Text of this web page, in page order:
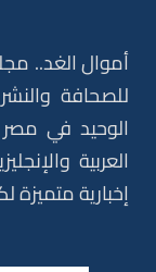
أموال الغد..
للصحافة
الوحيد في مصر
العربية
إخبارية